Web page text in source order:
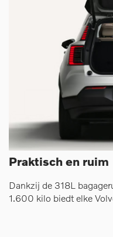
Praktisch en ruim
Dankzij de 318L
1.600 kilo biedt elke